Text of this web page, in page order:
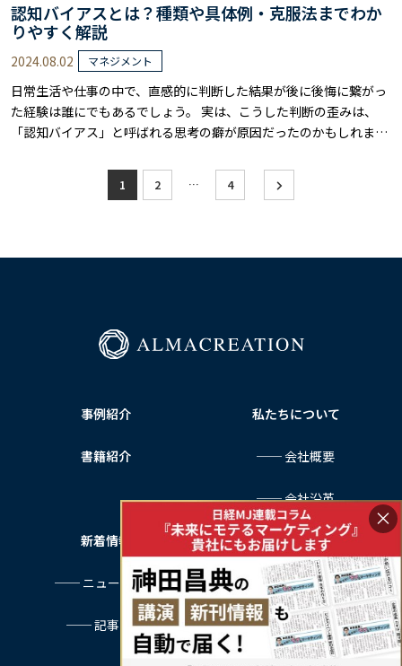
認知バイアスとは？種類や具体例・克服法までわか
りやすく解説
2024.08.02 マネジメント
日常生活や仕事の中で、直感的に判断した結果が後に後悔に繋がっ
た経験は誰にでもあるでしょう。 実は、こうした判断の歪みは、
「認知バイアス」と呼ばれる思考の癖が原因だったのかもしれませ
例を解説し、さらに、3つのステップで克服する方法までわかりや
すく解説します。 認知バイアスを理解し、適切な対策を講じること
ペ
1 2 … 4
×
事例紹介
書籍紹介
私たちについて
── 会社概要
── 会社沿革
新着情報
── ニュース一覧
── 記事一覧
サービス利用規約
プライバシーポリシー
特定商取引法に基づく表記